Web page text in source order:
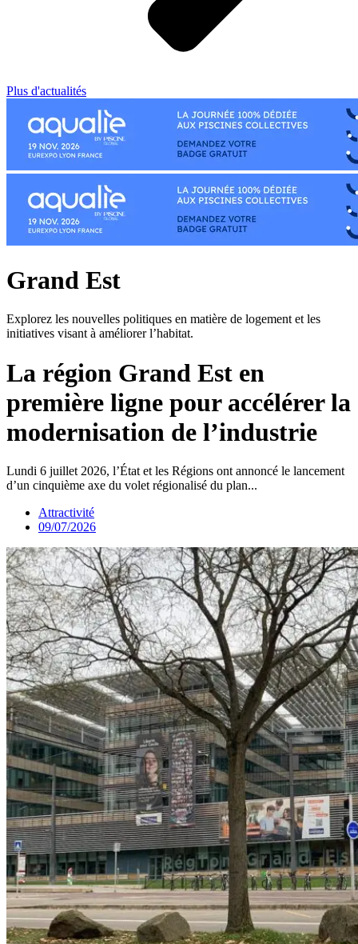
Plus d'actualités
Grand Est
Explorez les nouvelles politiques en matière de logement et les
initiatives visant à améliorer l’habitat.
La région Grand Est en
première ligne pour accélérer la
modernisation de l’industrie
Lundi 6 juillet 2026, l’État et les Régions ont annoncé le lancement
d’un cinquième axe du volet régionalisé du plan...
Attractivité
09/07/2026